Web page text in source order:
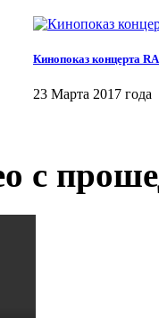
Кинопоказ концерта
23 Марта 2017 года
с